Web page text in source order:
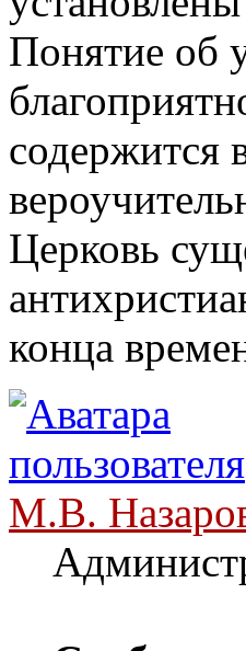
Понятие об
содержится
Церковь
конца
М.В.